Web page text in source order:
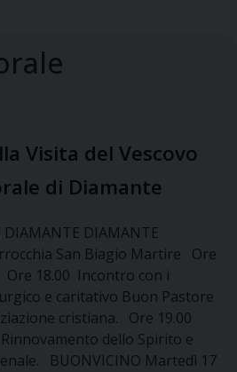
Visita del Vescovo
di Diamante
DIAMANTE DIAMANTE
San Biagio Martire Ore
18.00 Incontro con i
e caritativo Buon Pastore
cristiana. Ore 19.00
dello Spirito e
BUONVICINO Martedì 17